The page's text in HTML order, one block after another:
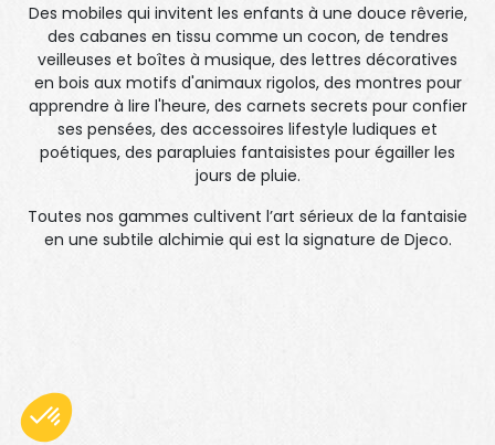
Des mobiles qui invitent les enfants à une douce rêverie,
des cabanes en tissu comme un cocon, de tendres
veilleuses et boîtes à musique, des lettres décoratives
en bois aux motifs d'animaux rigolos, des montres pour
apprendre à lire l'heure, des carnets secrets pour confier
ses pensées, des accessoires lifestyle ludiques et
poétiques, des parapluies fantaisistes pour égailler les
jours de pluie.
Toutes nos gammes cultivent l’art sérieux de la fantaisie
en une subtile alchimie qui est la signature de Djeco.